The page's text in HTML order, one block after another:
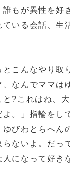
もが異性を好
ている会話、生
こんなやり取
なんでママは
と?これはね、
。」指輪をし
びわとらへん
らないよ。だっ
人になって好き